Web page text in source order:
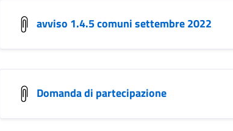
avviso 1.4.5 comuni settembre 2022
Domanda di partecipazione